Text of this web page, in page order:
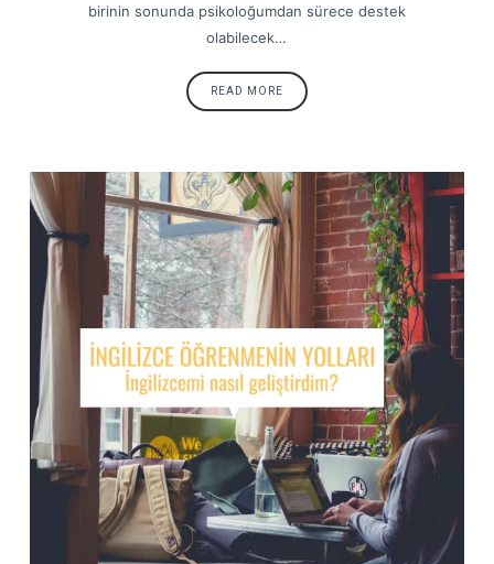
birinin sonunda psikoloğumdan sürece destek
olabilecek…
READ MORE